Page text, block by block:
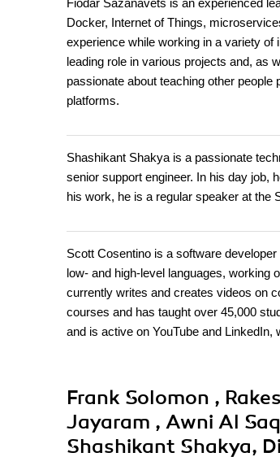
Fiodar Sazanavets is an experienced
Docker, Internet of Things,
experience while working in a variety of
leading role in various projects and, as
passionate about teaching other
platforms.
Shashikant Shakya is a passionate
senior support engineer. In his day job,
his work, he is a regular speaker at the
Scott Cosentino is a software
low- and high-level languages, working
currently writes and creates videos on
courses and has taught over 45,000
and is active on YouTube and
Frank Solomon ,
Jayaram , Awni Al
Shashikant Shakya,